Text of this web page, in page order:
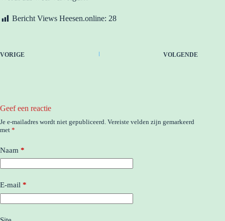
Bericht Views Heesen.online: 28
VORIGE VOLGENDE
Geef een reactie
Je e-mailadres wordt niet gepubliceerd. Vereiste velden zijn gemarkeerd
met *
Naam *
E-mail *